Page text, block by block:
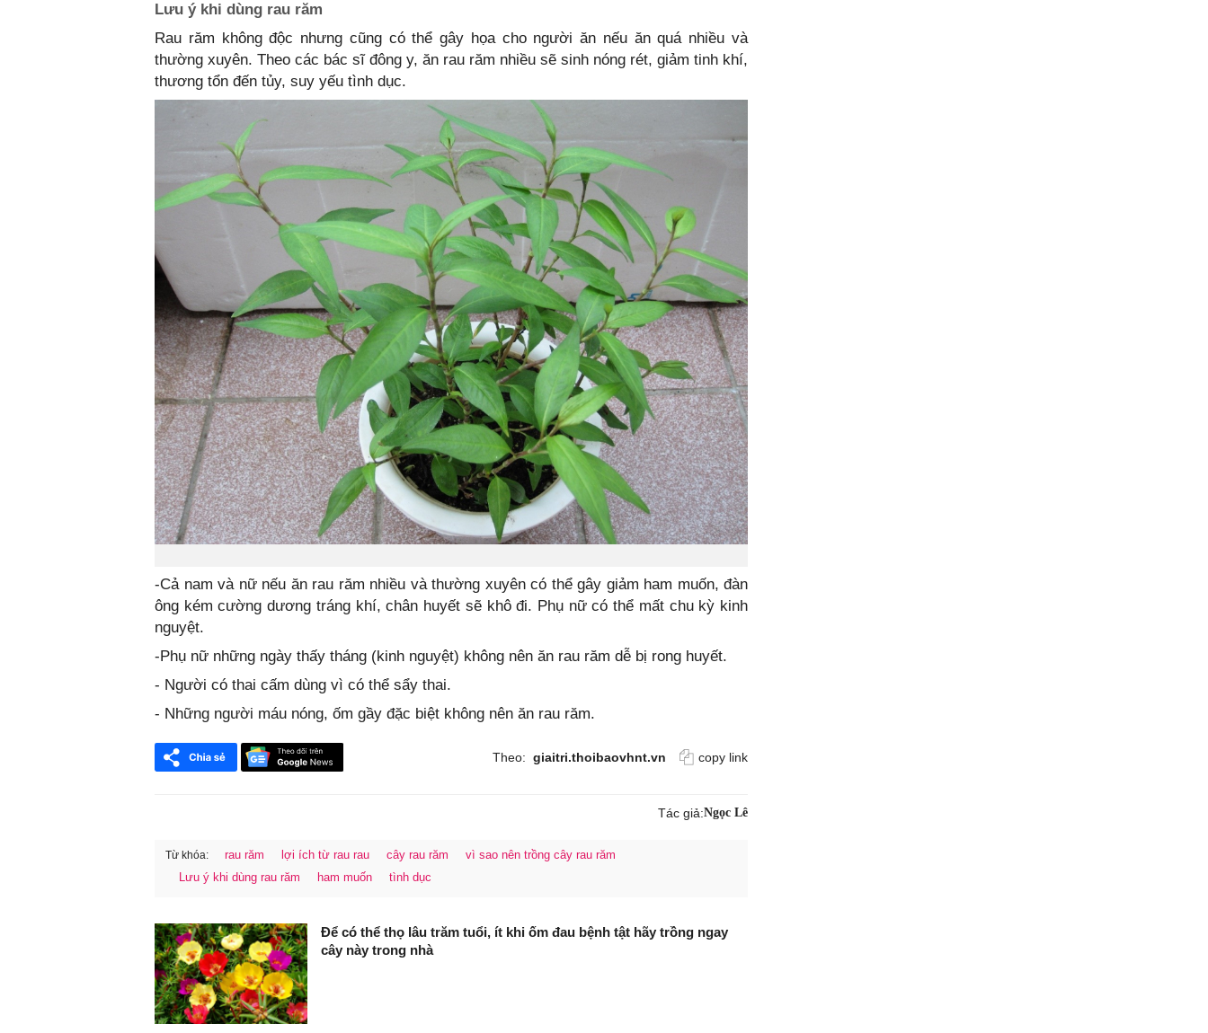
Lưu ý khi dùng rau răm
Rau răm không độc nhưng cũng có thể gây họa cho người ăn nếu ăn quá nhiều và
thường xuyên. Theo các bác sĩ đông y, ăn rau răm nhiều sẽ sinh nóng rét, giảm tinh khí,
thương tổn đến tủy, suy yếu tình dục.
-Cả nam và nữ nếu ăn rau răm nhiều và thường xuyên có thể gây giảm ham muốn, đàn
ông kém cường dương tráng khí, chân huyết sẽ khô đi. Phụ nữ có thể mất chu kỳ kinh
nguyệt.
-Phụ nữ những ngày thấy tháng (kinh nguyệt) không nên ăn rau răm dễ bị rong huyết.
- Người có thai cấm dùng vì có thể sẩy thai.
- Những người máu nóng, ốm gầy đặc biệt không nên ăn rau răm.
FaceBook
Theo: giaitri.thoibaovhnt.vn copy link
Tác giả:Ngọc Lê
Từ khóa: rau răm lợi ích từ rau rau cây rau răm
vì sao nên trồng cây rau răm
Lưu ý khi dùng rau răm
ham muốn tình dục
Để có thể thọ lâu trăm tuổi, ít khi ốm đau bệnh tật hãy trồng ngay
cây này trong nhà